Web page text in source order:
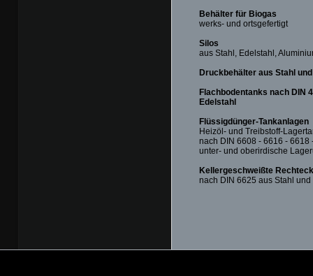
Behälter für Biogas
werks- und ortsgefertigt
Silos
aus Stahl, Edelstahl,
Druckbehälter aus Stahl
Flachbodentanks nach DIN
Edelstahl
Flüssigdünger-Tankanlagen
Heizöl- und Treibstoff-
nach DIN 6608 - 6616 - 6618
unter- und oberirdische
Kellergeschweißte
nach DIN 6625 aus Stahl